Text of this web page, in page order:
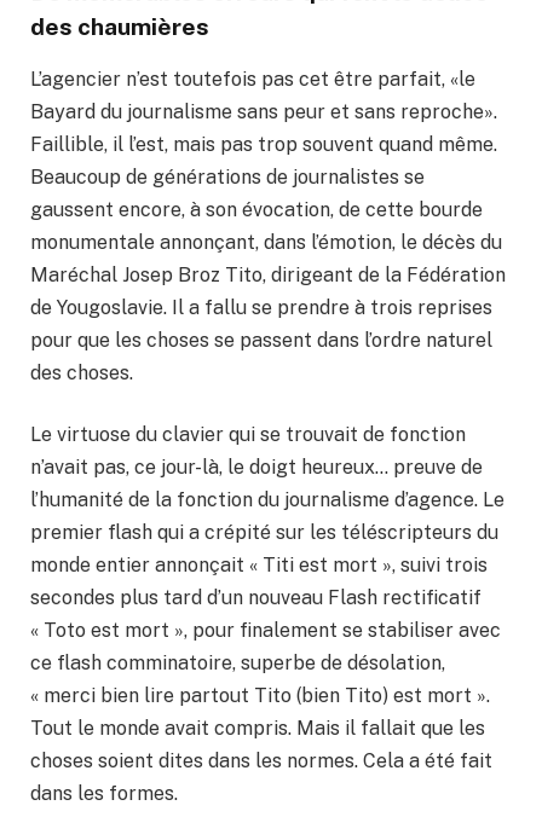
des chaumières
L’agencier n’est toutefois pas cet être parfait, «le
Bayard du journalisme sans peur et sans reproche».
Faillible, il l’est, mais pas trop souvent quand même.
Beaucoup de générations de journalistes se
gaussent encore, à son évocation, de cette bourde
monumentale annonçant, dans l’émotion, le décès du
Maréchal Josep Broz Tito, dirigeant de la Fédération
de Yougoslavie. Il a fallu se prendre à trois reprises
pour que les choses se passent dans l’ordre naturel
des choses.
Le virtuose du clavier qui se trouvait de fonction
n’avait pas, ce jour-là, le doigt heureux… preuve de
l’humanité de la fonction du journalisme d’agence. Le
premier flash qui a crépité sur les téléscripteurs du
monde entier annonçait « Titi est mort », suivi trois
secondes plus tard d’un nouveau Flash rectificatif
« Toto est mort », pour finalement se stabiliser avec
ce flash comminatoire, superbe de désolation,
« merci bien lire partout Tito (bien Tito) est mort ».
Tout le monde avait compris. Mais il fallait que les
choses soient dites dans les normes. Cela a été fait
dans les formes.